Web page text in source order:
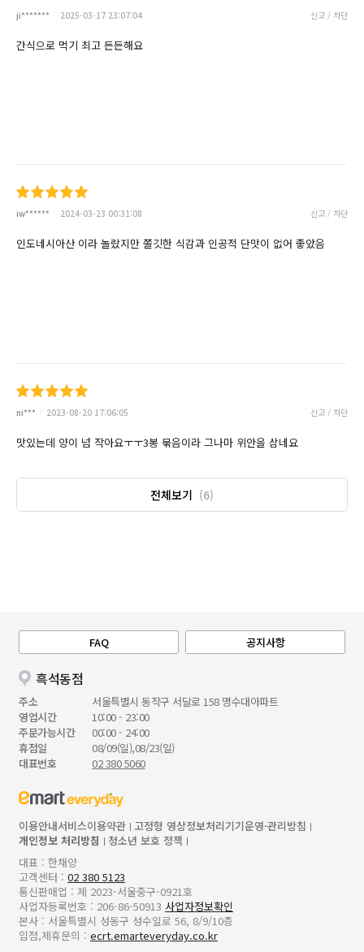
ji******* 2025-03-17 23:07:04 신고 / 차단
간식으로 먹기 최고 든든해요
iw****** 2024-03-23 00:31:08 신고 / 차단
인도네시아산 이라 놀랐지만 쫄깃한 식감과 인공적 단맛이 없어 좋았음
ni*** 2023-08-20 17:06:05 신고 / 차단
맛있는데 양이 넘 작아요ㅜㅜ3봉 묶음이라 그나마 위안을 삼네요
전체보기 (6)
FAQ 공지사항
흑석동점
주소
서울특별시 동작구 서달로 158 명수대아파트
영업시간
10:00 - 23:00
주문가능시간
00:00 - 24:00
휴점일
08/09(일),08/23(일)
대표번호
02 380 5060
이용안내서비스이용약관 고정형 영상정보처리기기운영·관리방침
개인정보 처리방침
청소년 보호 정책
대표 : 한채양
고객센터 : 02 380 5123
통신판매업 : 제 2023-서울중구-0921호
사업자등록번호 : 206-86-50913 사업자정보확인
본사 : 서울특별시 성동구 성수일로 56, 8/9/10층
입점,제휴문의 : ecrt.emarteveryday.co.kr